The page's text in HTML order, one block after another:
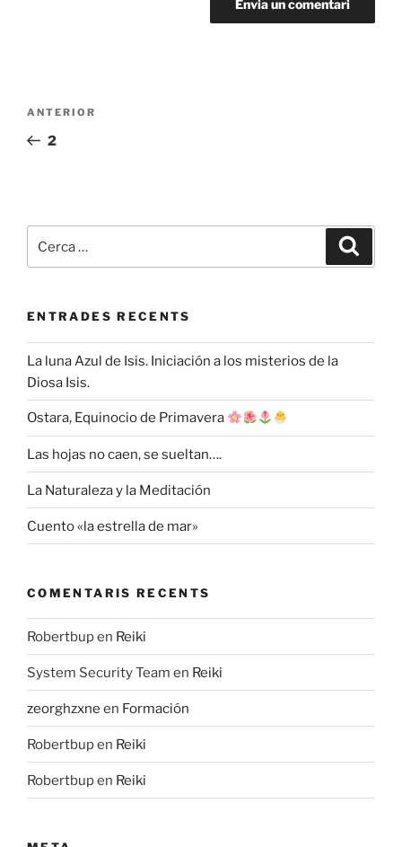
Entrada
anterior
ANTERIOR
2
ENTRADES RECENTS
La luna Azul de Isis. Iniciación a los misterios de la
Diosa Isis.
Ostara, Equinocio de Primavera
Las hojas no caen, se sueltan….
La Naturaleza y la Meditación
Cuento «la estrella de mar»
COMENTARIS RECENTS
Robertbupen Reiki
System Security Team en Reiki
zeorghzxne en Formación
Robertbupen Reiki
Robertbupen Reiki